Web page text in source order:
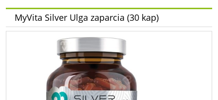
MyVita Silver Ulga zaparcia (30 kap)